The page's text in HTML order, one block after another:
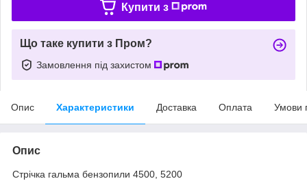
Купити з
Що таке купити з Пром?
Замовлення під захистом
Опис Характеристики Доставка Оплата Умови
Опис
Стрічка гальма бензопили 4500, 5200